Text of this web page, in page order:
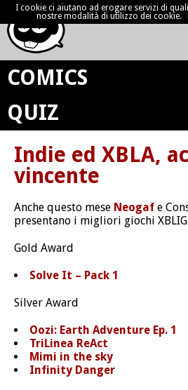
COMICS
QUIZ
Indie ed XBLA,
vincente
Anche questo mese Neogaf e
presentano i migliori giochi XBLIG.
Gold Award
Solve It – Pack 1
Silver Award
Oozi: Earth Adventure Ep. 1
TriLinea ReAct
Mimi in the sky
Infinity Danger
I cookie ci aiutano ad erogare servizi di
nostre modalità di utilizzo dei cookie.